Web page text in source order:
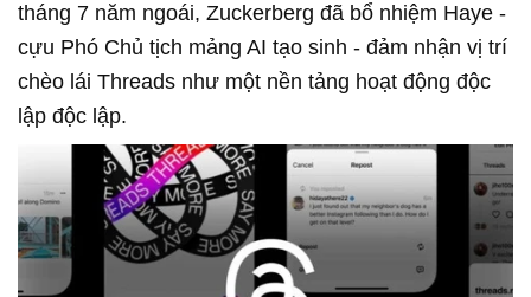
tháng 7 năm ngoái, Zuckerberg đã bổ nhiệm Haye -
cựu Phó Chủ tịch mảng AI tạo sinh - đảm nhận vị trí
chèo lái Threads như một nền tảng hoạt động độc
lập độc lập.